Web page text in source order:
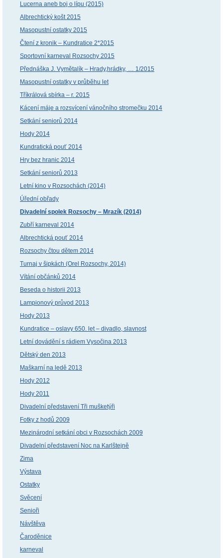
Lucerna aneb boj o lípu (2015)
Albrechtický košt 2015
Masopustní ostatky 2015
Čtení z kronik – Kundratice 2*2015
Sportovní karneval Rozsochy 2015
Přednáška J. Vymětalík – Hrady,hrádky, … 1/2015
Masopustní ostatky v průběhu let
Tříkrálová sbírka – r. 2015
Kácení máje a rozsvícení vánočního stromečku 2014
Setkání seniorů 2014
Hody 2014
Kundratická pouť 2014
Hry bez hranic 2014
Setkání seniorů 2013
Letní kino v Rozsochách (2014)
Úřední obřady
Divadelní spolek Rozsochy – Mrazík (2014)
Zubří karneval 2014
Albrechtická pouť 2014
Rozsochy čtou dětem 2014
Turnaj v šipkách (Orel Rozsochy, 2014)
Vítání občánků 2014
Beseda o historii 2013
Lampionový průvod 2013
Hody 2013
Kundratice – oslavy 650. let – divadlo, slavnost
Letní dovádění s rádiem Vysočina 2013
Dětský den 2013
Maškarní na ledě 2013
Hody 2012
Hody 2011
Divadelní představení Tři mušketýři
Fotky z hodů 2009
Mezinárodní setkání obci v Rozsochách 2009
Divadelní představení Noc na Karlštejně
Zima
Výstava
Ostatky
Svěcení
Senioři
Návštěva
Čaroděnice
karneval